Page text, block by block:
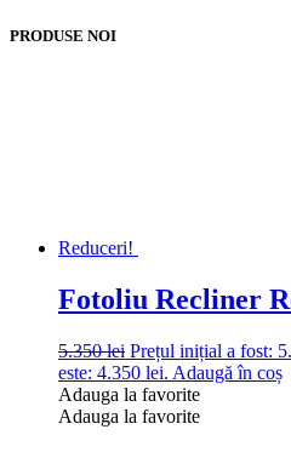
PRODUSE NOI
Reduceri!
Fotoliu Recliner
5.350lei Prețul inițial a fost:
este: 4.350 lei. Adaugă în coș
Adauga la favorite
Adauga la favorite